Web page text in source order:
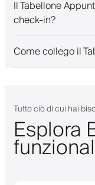
Il Tabellone
check-in?
Come collego il
Tutto ciò di cui hai
Esplora